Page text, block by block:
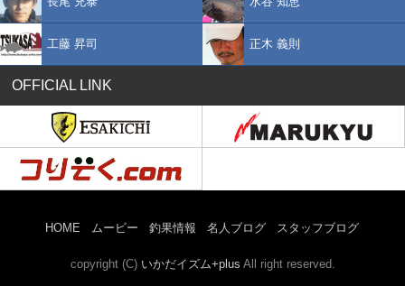
工藤 昇司 正木 義則
OFFICIAL LINK
HOME ムービー 釣果情報 名人ブログ スタッフブログ
copyright (C) いかだイズム+plus All right reserved.